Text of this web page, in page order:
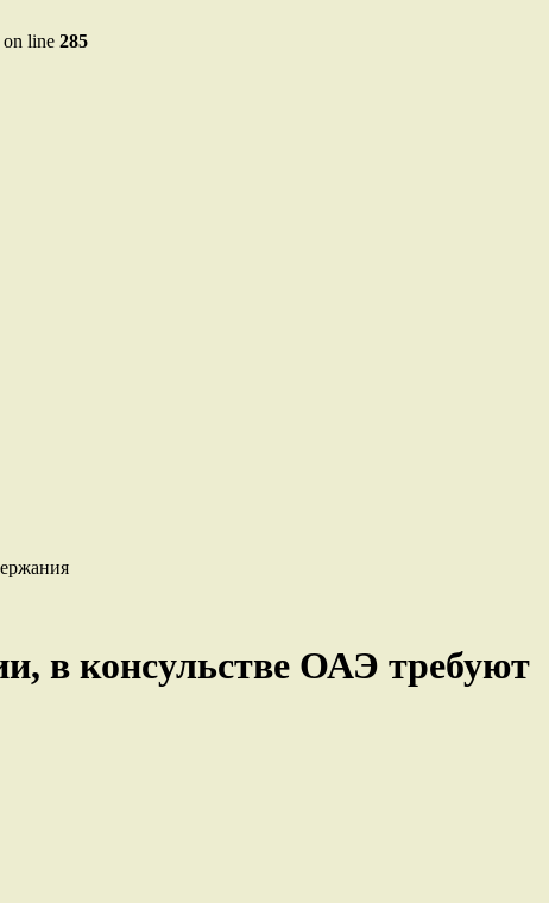
on line 285
в консульстве ОАЭ требуют